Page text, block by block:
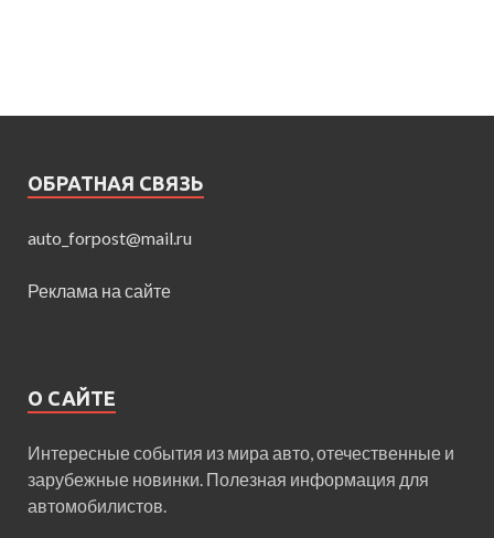
ОБРАТНАЯ СВЯЗЬ
auto_forpost@mail.ru
Реклама на сайте
О САЙТЕ
Интересные события из мира авто, отечественные и
зарубежные новинки. Полезная информация для
автомобилистов.